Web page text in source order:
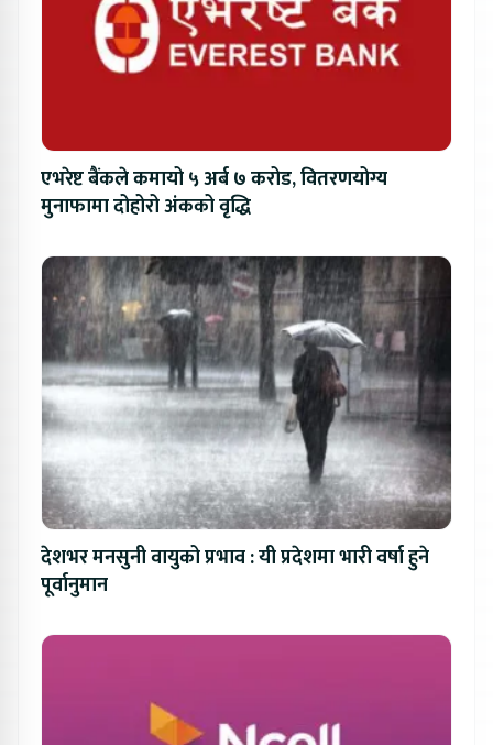
एभरेष्ट बैंकले कमायो ५ अर्ब ७ करोड, वितरणयोग्य
मुनाफामा दोहोरो अंकको वृद्धि
देशभर मनसुनी वायुको प्रभाव : यी प्रदेशमा भारी वर्षा हुने
पूर्वानुमान